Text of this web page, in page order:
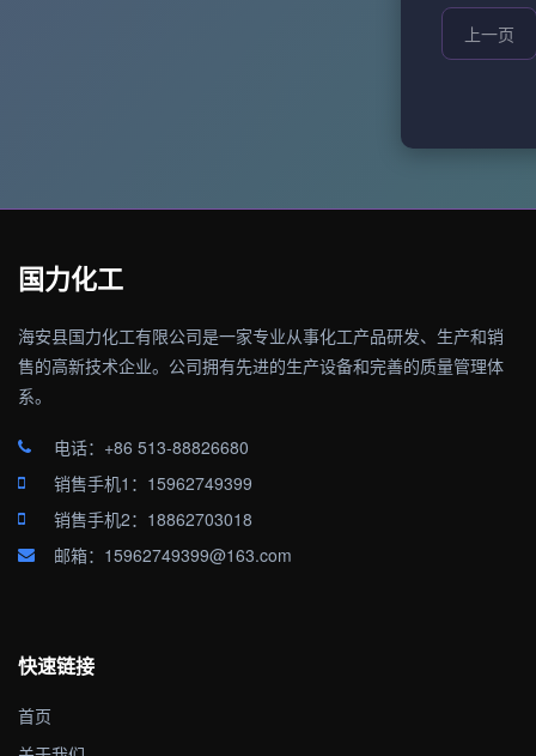
快速渗
查看详情
泛应用
洗涤、
查看详情
上一页
国力化工
海安县国力化工有限公司是一家专业从事化工产品研发、生产和销
售的高新技术企业。公司拥有先进的生产设备和完善的质量管理体
系。
电话：+86 513-88826680
销售手机1：15962749399
销售手机2：18862703018
邮箱：15962749399@163.com
快速链接
首页